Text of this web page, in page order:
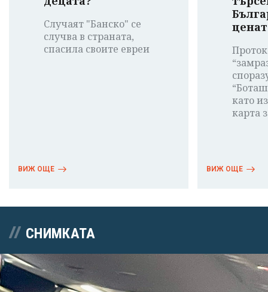
Случаят "Банско" се
случва в страната,
спасила своите евреи
ВИЖ ОЩЕ
като
карта
ВИЖ ОЩЕ
СНИМКАТА